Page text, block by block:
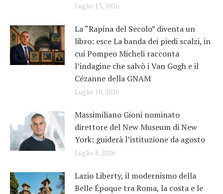
Luglio 13, 2026
La “Rapina del Secolo” diventa un
libro: esce La banda dei piedi scalzi, in
cui Pompeo Micheli racconta
l’indagine che salvò i Van Gogh e il
Cézanne della GNAM
Luglio 10, 2026
Massimiliano Gioni nominato
direttore del New Museum di New
York: guiderà l’istituzione da agosto
Luglio 8, 2026
Lazio Liberty, il modernismo della
Belle Époque tra Roma, la costa e le